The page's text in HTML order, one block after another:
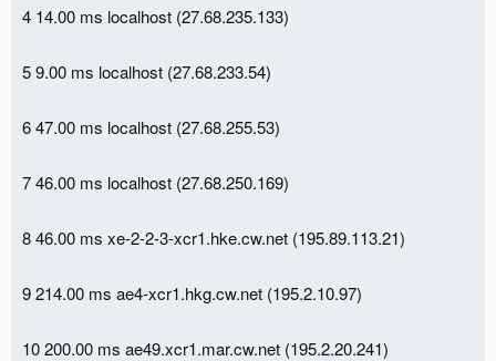
4 14.00 ms localhost (27.68.235.133)
5 9.00 ms localhost (27.68.233.54)
6 47.00 ms localhost (27.68.255.53)
7 46.00 ms localhost (27.68.250.169)
8 46.00 ms xe-2-2-3-xcr1.hke.cw.net (195.89.113.21)
9 214.00 ms ae4-xcr1.hkg.cw.net (195.2.10.97)
10 200.00 ms ae49.xcr1.mar.cw.net (195.2.20.241)